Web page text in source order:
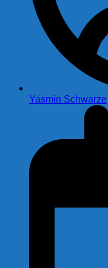
Yasmin Schwarze